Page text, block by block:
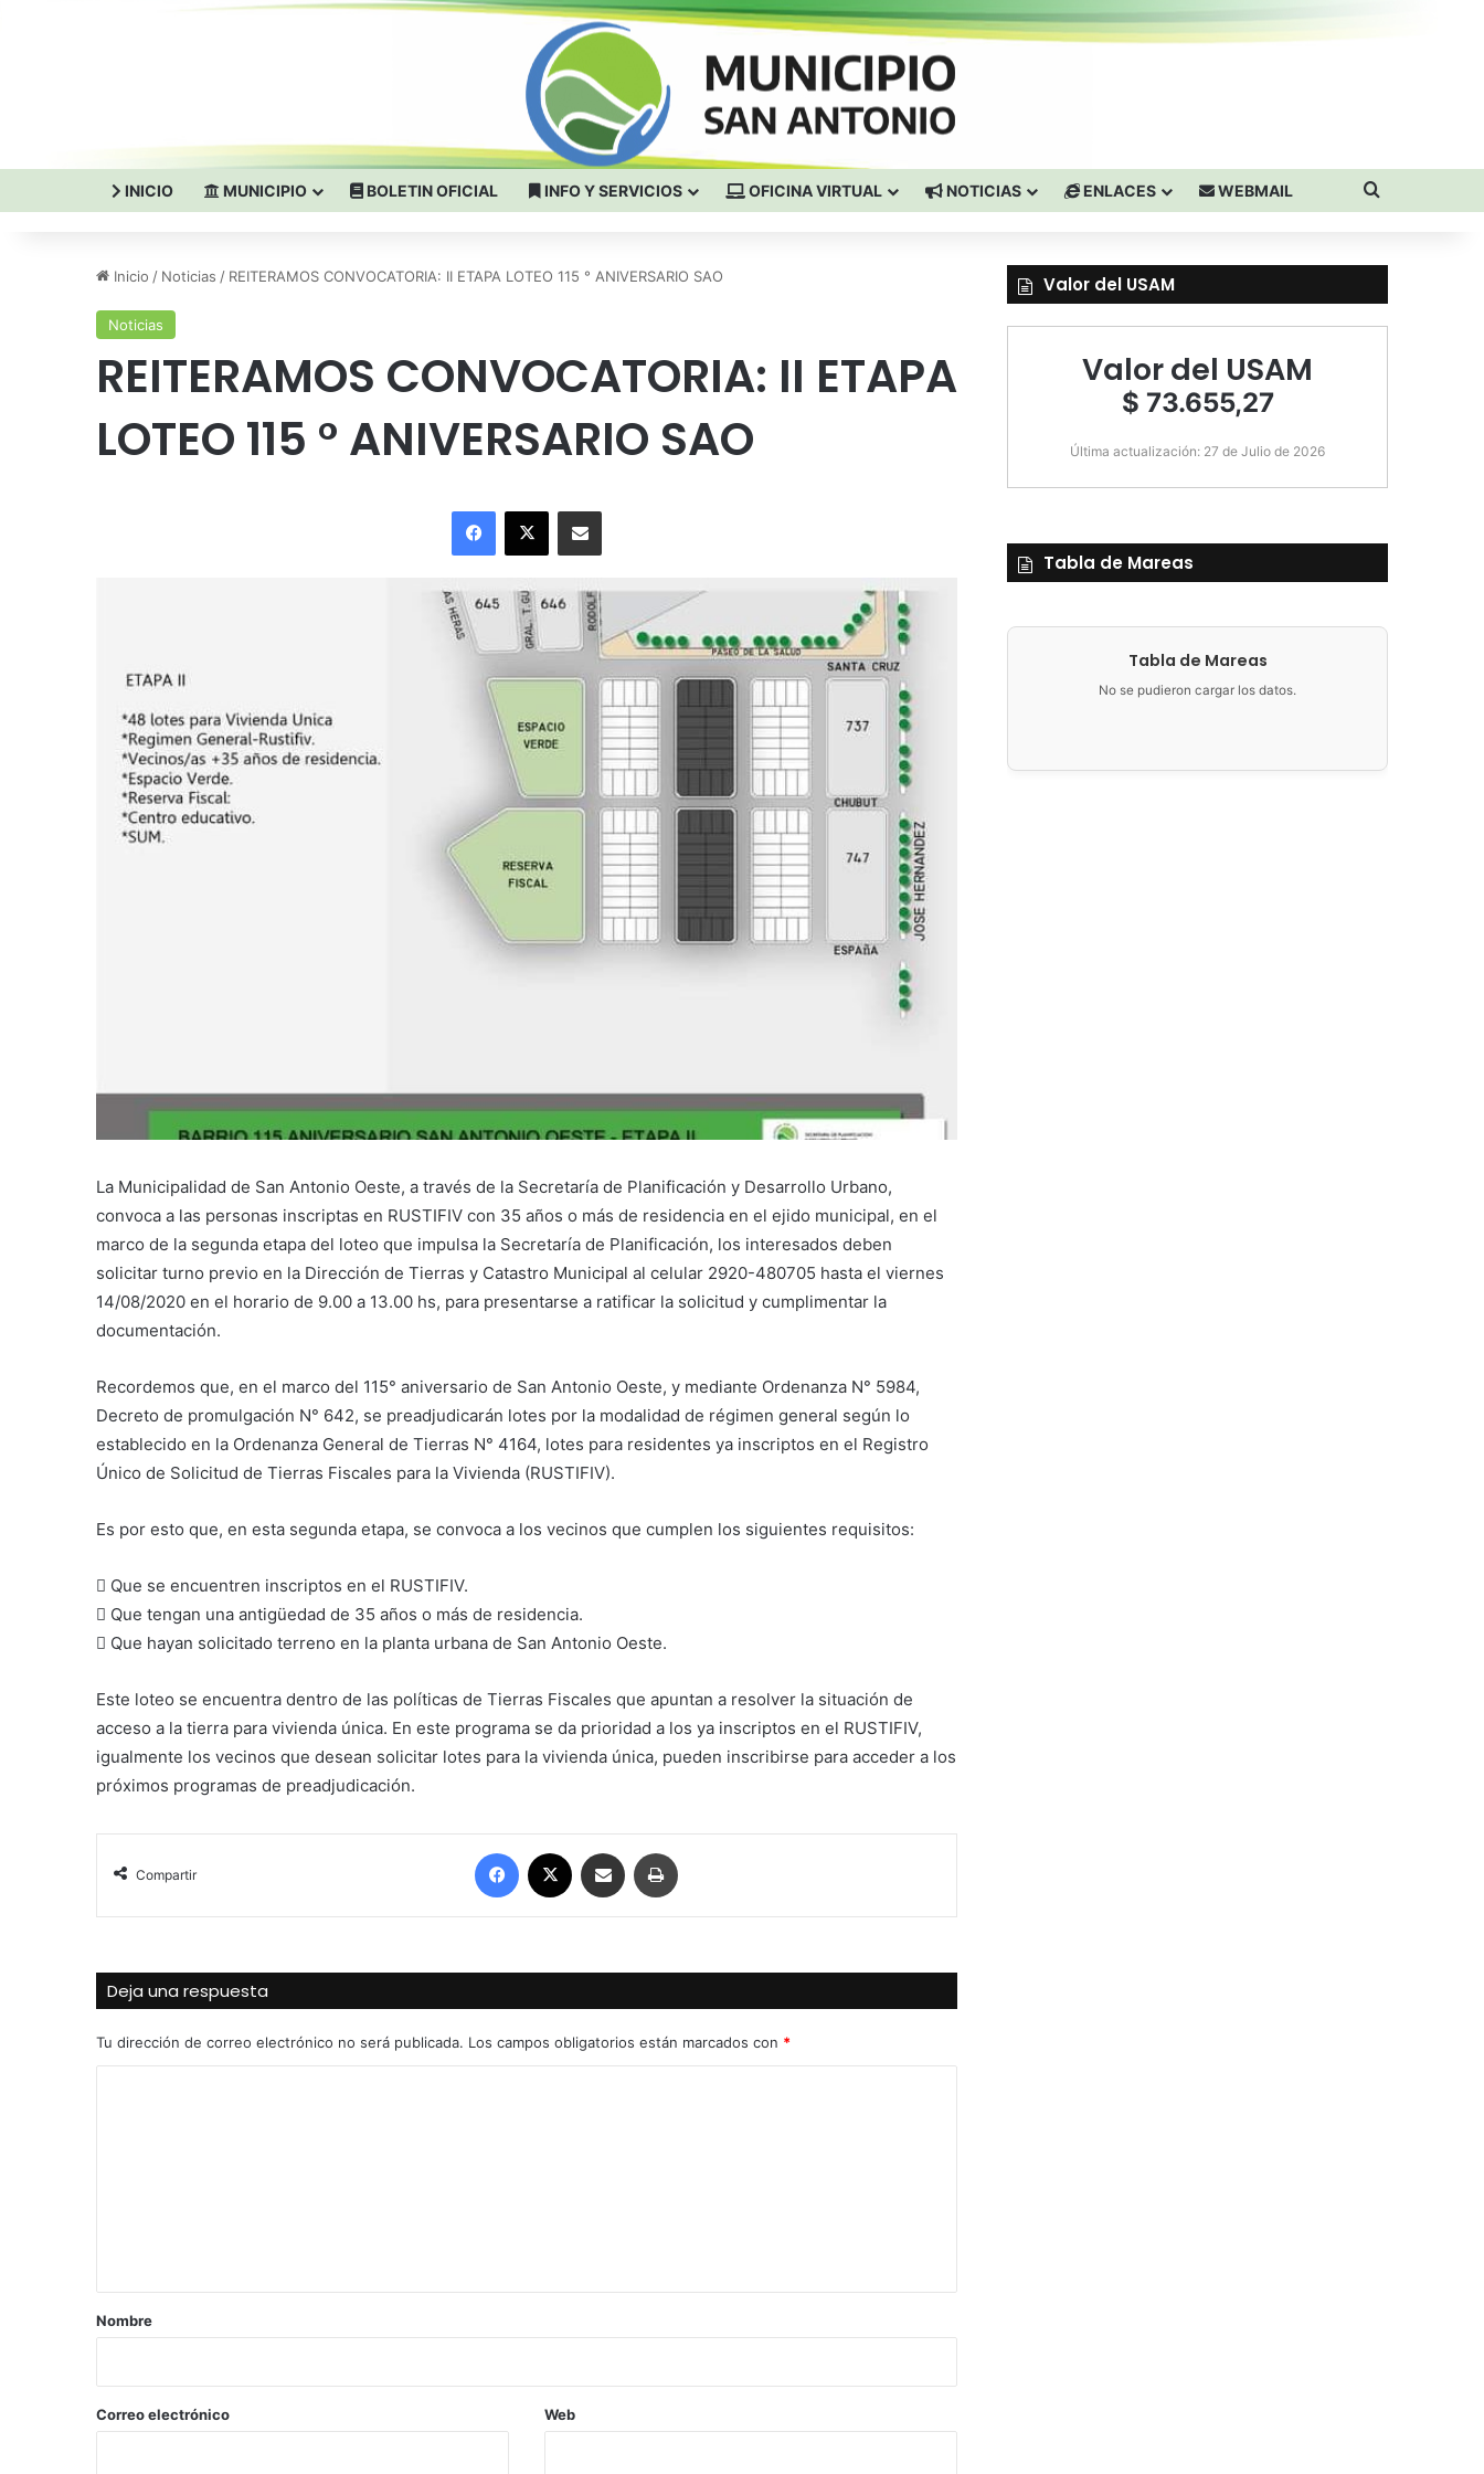
INICIO MUNICIPIO BOLETIN OFICIAL INFO Y SERVICIOS OFICINA VIRTUAL NOTICIAS ENLACES WEBMAIL Buscar por
Inicio / Noticias / REITERAMOS CONVOCATORIA: II ETAPA LOTEO 115 ° ANIVERSARIO SAO
Noticias
REITERAMOS CONVOCATORIA: II ETAPA
LOTEO 115 ° ANIVERSARIO SAO
Facebook
X Compartir por correo electrónico
La Municipalidad de San Antonio Oeste, a través de la Secretaría de Planificación y Desarrollo Urbano,
convoca a las personas inscriptas en RUSTIFIV con 35 años o más de residencia en el ejido municipal, en el
marco de la segunda etapa del loteo que impulsa la Secretaría de Planificación, los interesados deben
solicitar turno previo en la Dirección de Tierras y Catastro Municipal al celular 2920-480705 hasta el viernes
14/08/2020 en el horario de 9.00 a 13.00 hs, para presentarse a ratificar la solicitud y cumplimentar la
documentación.
Recordemos que, en el marco del 115° aniversario de San Antonio Oeste, y mediante Ordenanza N° 5984,
Decreto de promulgación N° 642, se preadjudicarán lotes por la modalidad de régimen general según lo
establecido en la Ordenanza General de Tierras N° 4164, lotes para residentes ya inscriptos en el Registro
Único de Solicitud de Tierras Fiscales para la Vivienda (RUSTIFIV).
Es por esto que, en esta segunda etapa, se convoca a los vecinos que cumplen los siguientes requisitos:
 Que se encuentren inscriptos en el RUSTIFIV.
 Que tengan una antigüedad de 35 años o más de residencia.
 Que hayan solicitado terreno en la planta urbana de San Antonio Oeste.
Este loteo se encuentra dentro de las políticas de Tierras Fiscales que apuntan a resolver la situación de
acceso a la tierra para vivienda única. En este programa se da prioridad a los ya inscriptos en el RUSTIFIV,
igualmente los vecinos que desean solicitar lotes para la vivienda única, pueden inscribirse para acceder a los
próximos programas de preadjudicación.
Compartir
Facebook Compartir por correo electrónico
Deja una respuesta
Tu dirección de correo electrónico no será publicada. Los campos obligatorios están marcados con *
r
*
Nombre
Correo electrónico Web
Valor del USAM
Valor del USAM
$ 73.655,27
Última actualización: 27 de Julio de 2026
Tabla de Mareas
Tabla de Mareas
No se pudieron cargar los datos.